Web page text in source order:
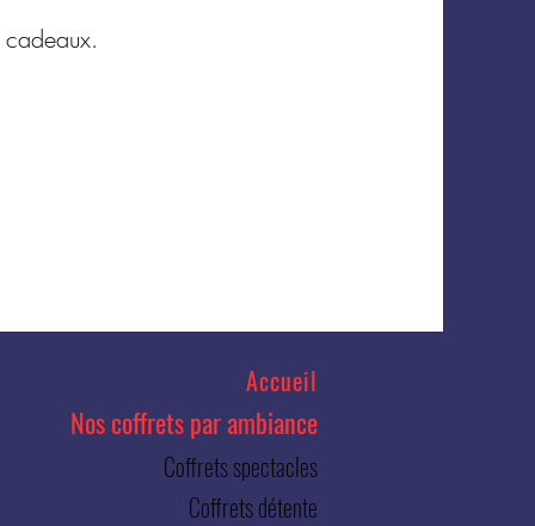
Accueil
Nos coffrets par ambiance
Coffrets spectacles
Coffrets détente